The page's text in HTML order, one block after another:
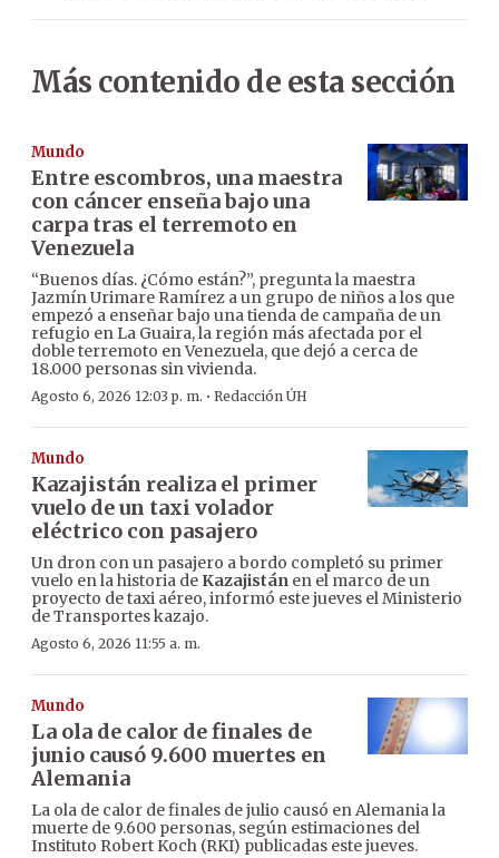
Más contenido de esta sección
Mundo
Entre escombros, una maestra
con cáncer enseña bajo una
carpa tras el terremoto en
Venezuela
“Buenos días. ¿Cómo están?”, pregunta la maestra
Jazmín Urimare Ramírez a un grupo de niños a los que
empezó a enseñar bajo una tienda de campaña de un
refugio en La Guaira, la región más afectada por el
doble terremoto en Venezuela, que dejó a cerca de
18.000 personas sin vivienda.
Agosto 6, 2026 12:03 p. m. · Redacción ÚH
Mundo
Kazajistán realiza el primer
vuelo de un taxi volador
eléctrico con pasajero
Un dron con un pasajero a bordo completó su primer
vuelo en la historia de Kazajistán en el marco de un
proyecto de taxi aéreo, informó este jueves el Ministerio
de Transportes kazajo.
Agosto 6, 2026 11:55 a. m.
Mundo
La ola de calor de finales de
junio causó 9.600 muertes en
Alemania
La ola de calor de finales de julio causó en Alemania la
muerte de 9.600 personas, según estimaciones del
Instituto Robert Koch (RKI) publicadas este jueves.